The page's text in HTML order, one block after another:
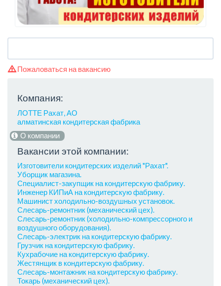
Пожаловаться на вакансию
Компания:
ЛОТТЕ Рахат, АО
алматинская кондитерская фабрика
О компании
Вакансии этой компании:
Изготовители кондитерских изделий "Рахат".
Уборщик магазина.
Специалист-закупщик на кондитерскую фабрику.
Инженер КИПиА на кондитерскую фабрику.
Машинист холодильно-воздушных установок.
Слесарь-ремонтник (механический цех).
Слесарь-ремонтник (холодильно-компрессорного и
воздушного оборудования).
Слесарь-электрик на кондитерскую фабрику.
Грузчик на кондитерскую фабрику.
Кухрабочие на кондитерскую фабрику.
Жестянщик в кондитерскую фабрику.
Слесарь-монтажник на кондитерскую фабрику.
Токарь (механический цех).